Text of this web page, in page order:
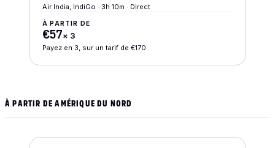
Air India, IndiGo · 3h 10m · Direct
À PARTIR DE
€57× 3
Payez en 3, sur un tarif de €170
À PARTIR DE AMÉRIQUE DU NORD